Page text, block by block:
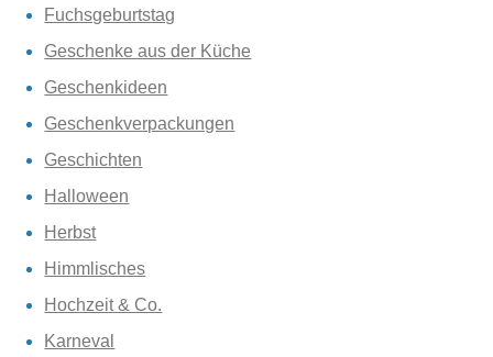
Fuchsgeburtstag
Geschenke aus der Küche
Geschenkideen
Geschenkverpackungen
Geschichten
Halloween
Herbst
Himmlisches
Hochzeit & Co.
Karneval